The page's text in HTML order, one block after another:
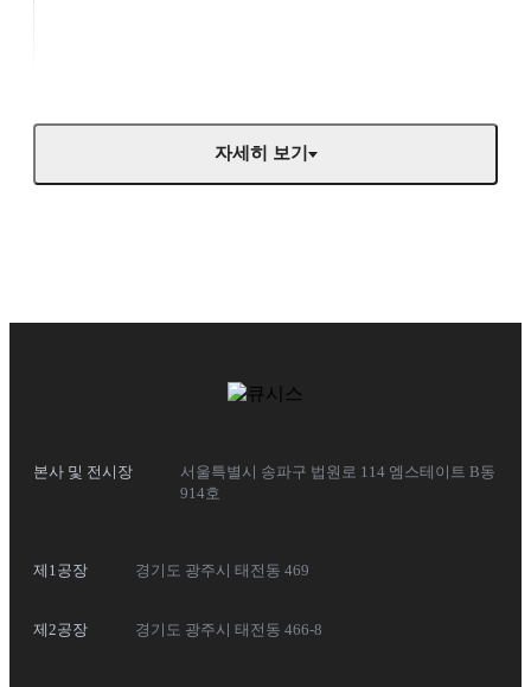
자세히 보기
본사 및 전시장
서울특별시 송파구 법원로 114 엠스테이트 B동
914호
제1공장 경기도 광주시 태전동 469
제2공장 경기도 광주시 태전동 466-8